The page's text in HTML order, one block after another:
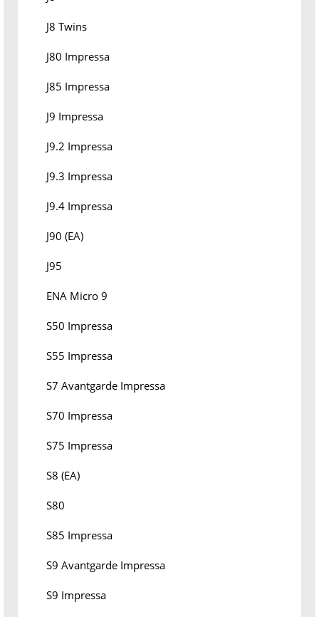
J8 Twins
J80 Impressa
J85 Impressa
J9 Impressa
J9.2 Impressa
J9.3 Impressa
J9.4 Impressa
J90 (EA)
J95
ENA Micro 9
S50 Impressa
S55 Impressa
S7 Avantgarde Impressa
S70 Impressa
S75 Impressa
S8 (EA)
S80
S85 Impressa
S9 Avantgarde Impressa
S9 Impressa